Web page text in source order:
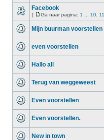
Facebook
[ Ga naar pagina: 1 10 11
Mijn buurman voorstellen
even voorstellen
Hallo all
Terug van weggeweest
Even voorstellen
Even voorstellen.
New in town